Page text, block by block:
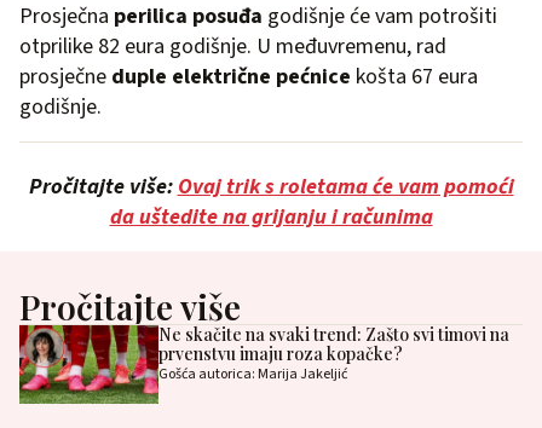
Prosječna perilica posuđa godišnje će vam potrošiti
otprilike 82 eura godišnje. U međuvremenu, rad
prosječne duple električne pećnice košta 67 eura
godišnje.
Pročitajte više:Ovaj trik s roletama će vam pomoći
da uštedite na grijanju i računima
Pročitajte više
Ne skačite na svaki trend: Zašto svi timovi na
prvenstvu imaju roza kopačke?
Gošća autorica: Marija Jakeljić